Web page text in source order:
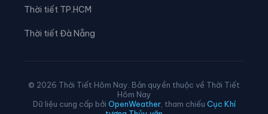
Thời tiết TP.HCM
Thời tiết Đà Nẵng
© 2026 Thời Tiết Hôm Nay. Bản quyền thuộc về Thời Tiết
Hôm Nay
Dữ liệu cung cấp bởi OpenWeather, tham chiếu Cục Khí